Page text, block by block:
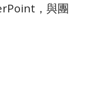
，與團